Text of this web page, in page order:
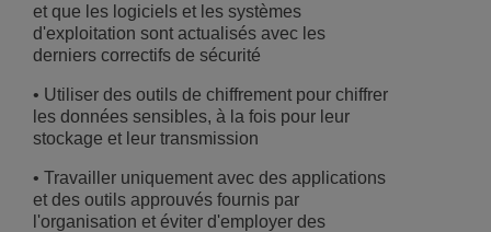
et que les logiciels et les systèmes
d'exploitation sont actualisés avec les
derniers correctifs de sécurité
• Utiliser des outils de chiffrement pour chiffrer
les données sensibles, à la fois pour leur
stockage et leur transmission
• Travailler uniquement avec des applications
et des outils approuvés fournis par
l'organisation et éviter d'employer des